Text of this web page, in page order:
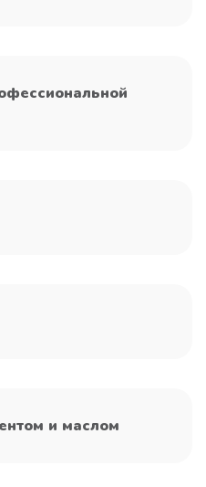
и маслом